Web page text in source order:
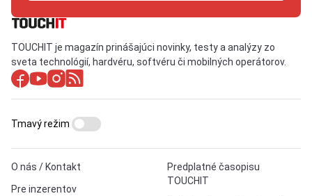
TOUCHIT je magazín prinášajúci novinky, testy a analýzy zo
sveta technológií, hardvéru, softvéru či mobilných operátorov.
O nás / Kontakt
Pre inzerentov
Predplatné časopisu
TOUCHIT
Tmavý režim